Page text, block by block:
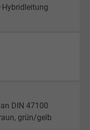
DIN 47100
grün/gelb